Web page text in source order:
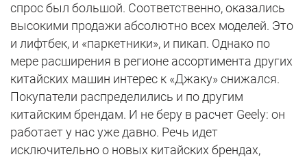
спрос был большой. Соответственно, оказались
высокими продажи абсолютно всех моделей. Это
и лифтбек, и «паркетники», и пикап. Однако по
мере расширения в регионе ассортимента других
китайских машин интерес к «Джаку» снижался.
Покупатели распределились и по другим
китайским брендам. И не беру в расчет Geely: он
работает у нас уже давно. Речь идет
исключительно о новых китайских брендах,